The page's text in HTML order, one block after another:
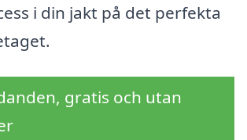
i din jakt på det perfekta
gratis och utan